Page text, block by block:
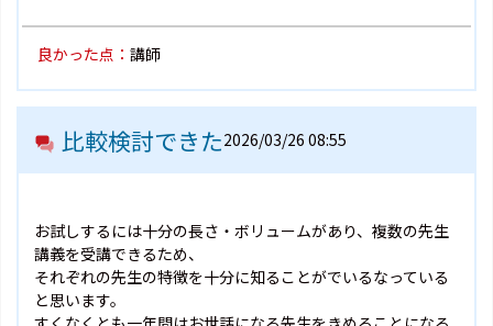
良かった点： 講師
比較検討できた2026/03/26 08:55
お試しするには十分の長さ・ボリュームがあり、複数の先生
講義を受講できるため、
それぞれの先生の特徴を十分に知ることがでいるなっている
と思います。